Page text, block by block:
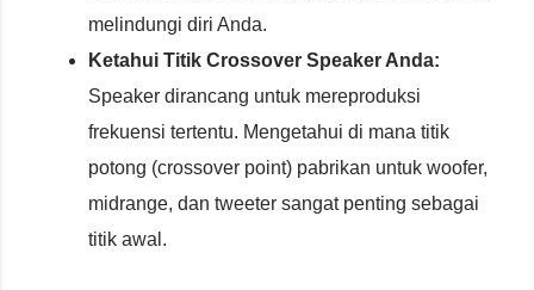
melindungi diri Anda.
Ketahui Titik Crossover Speaker Anda:
Speaker dirancang untuk mereproduksi
frekuensi tertentu. Mengetahui di mana titik
potong (crossover point) pabrikan untuk woofer,
midrange, dan tweeter sangat penting sebagai
titik awal.